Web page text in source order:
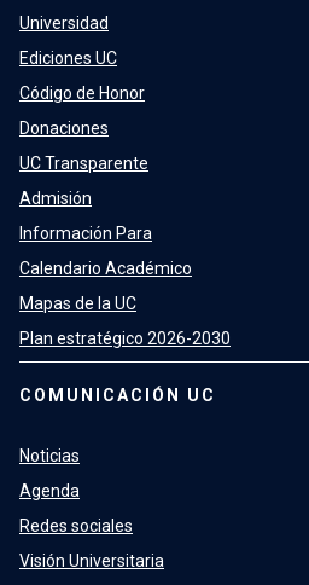
Universidad
Ediciones UC
Código de Honor
Donaciones
UC Transparente
Admisión
Información Para
Calendario Académico
Mapas de la UC
Plan estratégico 2026-2030
COMUNICACIÓN UC
Noticias
Agenda
Redes sociales
Visión Universitaria